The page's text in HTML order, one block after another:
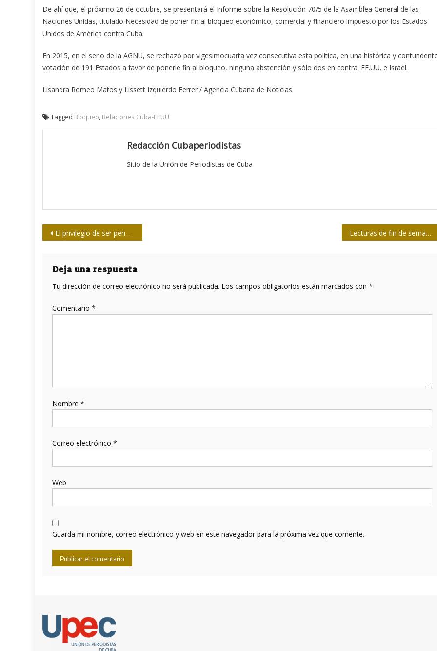
De ahí que, el próximo 26 de octubre, se presentará el Informe sobre la Resolución 70/5 de la Asamblea General de las
Naciones Unidas, titulado Necesidad de poner fin al bloqueo económico, comercial y financiero impuesto por los Estados
Unidos de América contra Cuba.
En 2015, en el seno de la AGNU, se rechazó por vigesimocuarta vez consecutiva esta política, en una histórica y
votación de 191 Estados a favor de ponerle fin al bloqueo, ninguna abstención y sólo dos en contra: EE.UU. e Israel.
Lisandra Romeo Matos y Lissett Izquierdo Ferrer / Agencia Cubana de Noticias
Tagged Bloqueo, Relaciones Cuba-EEUU
Redacción Cubaperiodistas
Sitio de la Unión de Periodistas de Cuba
Navegación
entradas
El privilegio de ser periodista Lecturas de fin de semana / Eco: “Internet puede tomar el puesto del periodismo malo”
Deja una respuesta
Tu dirección de correo electrónico no será publicada. Los campos obligatorios están marcados con *
Comentario *
Nombre *
Correo electrónico *
Web
Guarda mi nombre, correo electrónico y web en este navegador para la próxima vez que comente.